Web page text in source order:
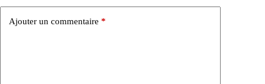
Ajouter un commentaire *